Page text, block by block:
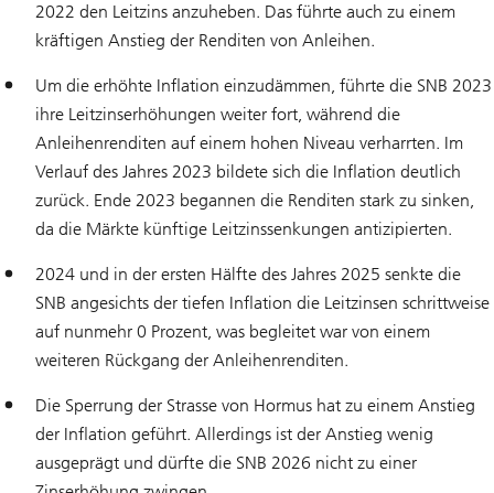
2022 den Leitzins anzuheben. Das führte auch zu einem
kräftigen Anstieg der Renditen von Anleihen.
Um die erhöhte Inflation einzudämmen, führte die SNB 2023
ihre Leitzinserhöhungen weiter fort, während die
Anleihenrenditen auf einem hohen Niveau verharrten. Im
Verlauf des Jahres 2023 bildete sich die Inflation deutlich
zurück. Ende 2023 begannen die Renditen stark zu sinken,
da die Märkte künftige Leitzinssenkungen antizipierten.
2024 und in der ersten Hälfte des Jahres 2025 senkte die
SNB angesichts der tiefen Inflation die Leitzinsen schrittweise
auf nunmehr 0 Prozent, was begleitet war von einem
weiteren Rückgang der Anleihenrenditen.
Die Sperrung der Strasse von Hormus hat zu einem Anstieg
der Inflation geführt. Allerdings ist der Anstieg wenig
ausgeprägt und dürfte die SNB 2026 nicht zu einer